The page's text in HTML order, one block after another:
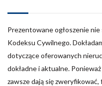
Prezentowane ogłoszenie
Kodeksu Cywilnego.
dotyczące oferowanych
dokładne i aktualne.
zawsze dają się